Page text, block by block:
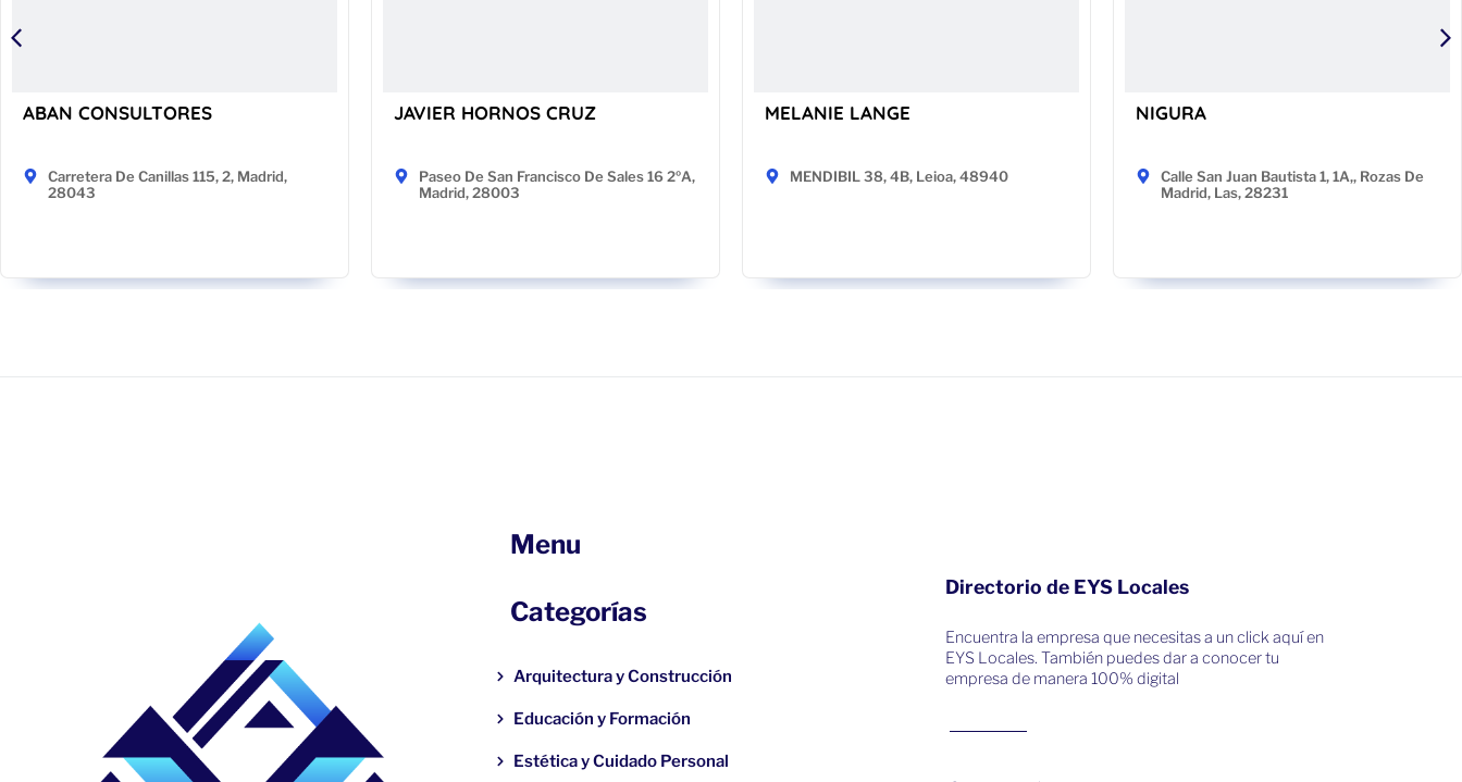
ABAN CONSULTORES
Carretera De Canillas 115, 2, Madrid,
28043
JAVIER HORNOS CRUZ
Paseo De San Francisco De Sales 16 2ºA,
Madrid, 28003
MELANIE LANGE
MENDIBIL 38, 4B, Leioa, 48940
NIGURA
Calle San Juan Bautista 1, 1A,, Rozas De
Madrid, Las, 28231
Menu
Categorías
Arquitectura y Construcción
Educación y Formación
Estética y Cuidado Personal
Directorio de EYS Locales
Encuentra la empresa que necesitas a un click aquí en
EYS Locales. También puedes dar a conocer tu
empresa de manera 100% digital